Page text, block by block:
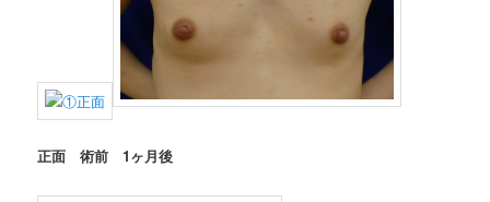
正面 術前 1ヶ月後